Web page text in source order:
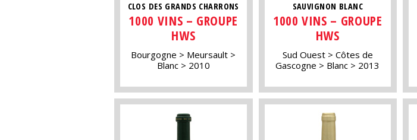
CLOS DES GRANDS CHARRONS
1000 VINS – GROUPE
HWS
Bourgogne
Meursault
Blanc
2010
SAUVIGNON BLANC
1000 VINS – GROUPE
HWS
Sud Ouest
Côtes de
Gascogne
Blanc 2013